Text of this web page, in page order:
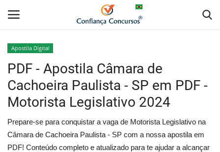
Home
Apostila Digital
Apostila Impressa
Cursos Online
Apostila Digital
PDF - Apostila Câmara de
Cachoeira Paulista - SP em PDF -
Motorista Legislativo 2024
Prepare-se para conquistar a vaga de Motorista Legislativo na
Câmara de Cachoeira Paulista - SP com a nossa apostila em
PDF! Conteúdo completo e atualizado para te ajudar a alcançar